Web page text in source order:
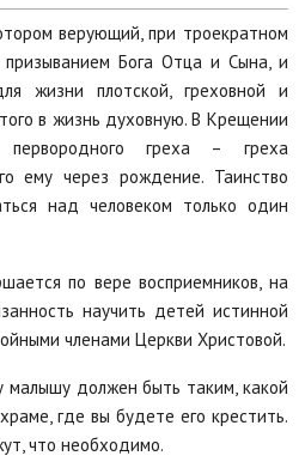
верующий, при троекратном
Бога Отца и Сына, и
жизни плотской, греховной и
в жизнь духовную. В Крещении
греха – греха
ему через рождение. Таинство
над человеком только один
по вере восприемников, на
научить детей истинной
членами Церкви Христовой.
малышу должен быть таким, какой
где вы будете его крестить.
что необходимо.